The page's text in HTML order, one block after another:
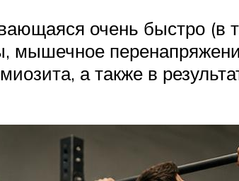
очень быстро (в
а также в